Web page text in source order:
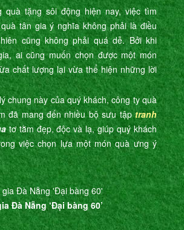
quà tặng sôi động hiện nay, việc tìm
tân gia ý nghĩa không phải là điều
cũng không phải quá dễ. Bởi khi
ai cũng muốn chọn được một món
chất lượng lại vừa thể hiện những lời
chung này của quý khách, công ty quà
đã mang đến nhiều bộ sưu tậptranh
tơ tằm đẹp, độc và lạ, giúp quý khách
việc chọn lựa một món quà ưng ý
Đà Nẵng ‘Đại bàng 60’